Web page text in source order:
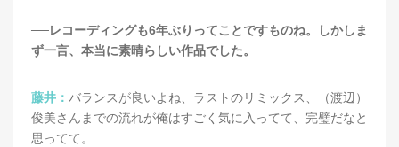
──レコーディングも6年ぶりってことですものね。しかしま
ず一言、本当に素晴らしい作品でした。
藤井： バランスが良いよね、ラストのリミックス、（渡辺）
俊美さんまでの流れが俺はすごく気に入ってて、完璧だなと
思ってて。